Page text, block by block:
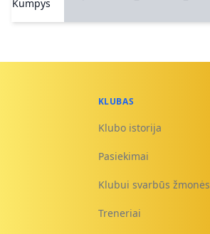
Kumpys
KLUBAS
Klubo istorija
Pasiekimai
Klubui svarbūs žmonės
Treneriai